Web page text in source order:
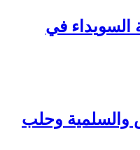
في
وحلب